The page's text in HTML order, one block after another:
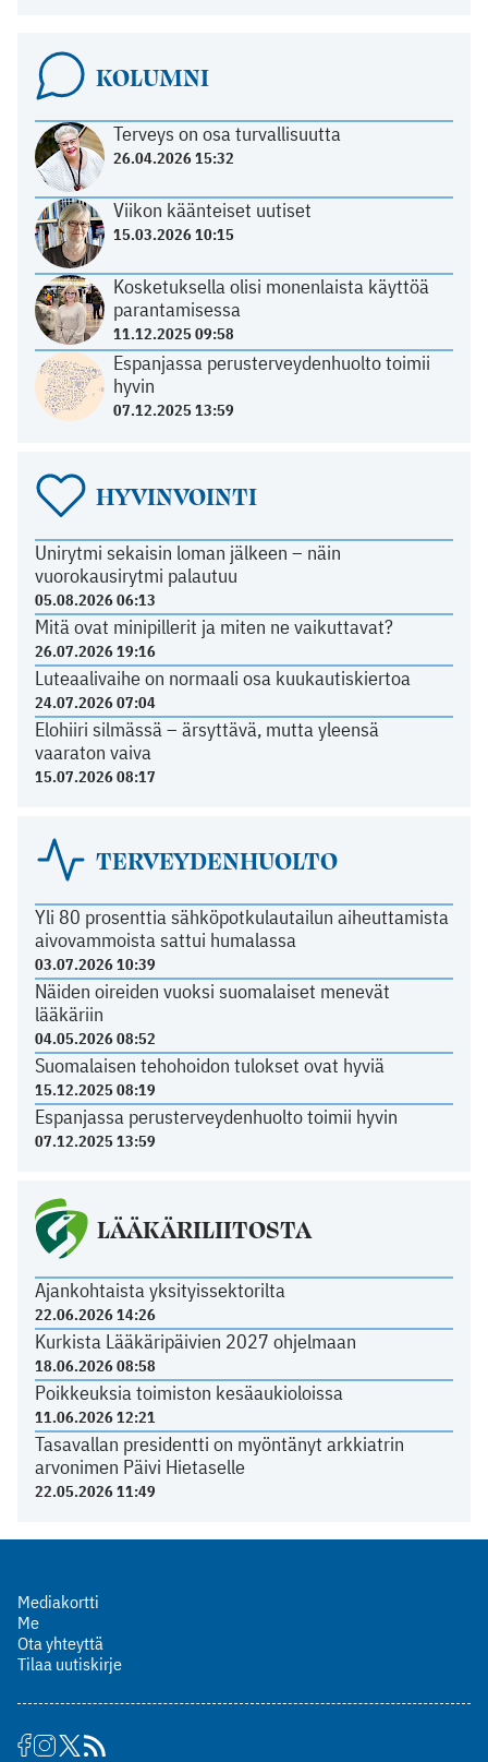
KOLUMNI
Terveys on osa turvallisuutta
26.04.2026 15:32
Viikon käänteiset uutiset
15.03.2026 10:15
Kosketuksella olisi monenlaista käyttöä
parantamisessa
11.12.2025 09:58
Espanjassa perusterveydenhuolto toimii
hyvin
07.12.2025 13:59
HYVINVOINTI
Unirytmi sekaisin loman jälkeen – näin
vuorokausirytmi palautuu
05.08.2026 06:13
Mitä ovat minipillerit ja miten ne vaikuttavat?
26.07.2026 19:16
Luteaalivaihe on normaali osa kuukautiskiertoa
24.07.2026 07:04
Elohiiri silmässä – ärsyttävä, mutta yleensä
vaaraton vaiva
15.07.2026 08:17
TERVEYDENHUOLTO
Yli 80 prosenttia sähköpotkulautailun aiheuttamista
aivovammoista sattui humalassa
03.07.2026 10:39
Näiden oireiden vuoksi suomalaiset menevät
lääkäriin
04.05.2026 08:52
Suomalaisen tehohoidon tulokset ovat hyviä
15.12.2025 08:19
Espanjassa perusterveydenhuolto toimii hyvin
07.12.2025 13:59
LÄÄKÄRILIITOSTA
Ajankohtaista yksityissektorilta
22.06.2026 14:26
Kurkista Lääkäripäivien 2027 ohjelmaan
18.06.2026 08:58
Poikkeuksia toimiston kesäaukioloissa
11.06.2026 12:21
Tasavallan presidentti on myöntänyt arkkiatrin
arvonimen Päivi Hietaselle
22.05.2026 11:49
Mediakortti
Me
Ota yhteyttä
Tilaa uutiskirje